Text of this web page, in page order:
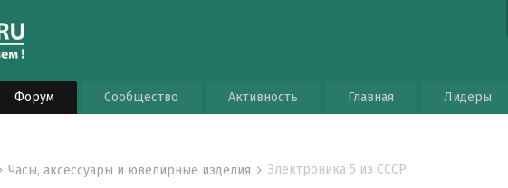
Форум Сообщество Активность Главная Лидеры
Часы, аксессуары и ювелирные изделия Электроника 5 из СССР